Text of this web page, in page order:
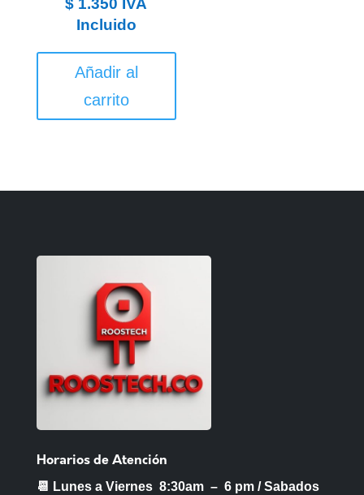
$ 1.350 IVA
Incluido
Añadir al
carrito
Horarios de Atención
📆 Lunes a Viernes 8:30am – 6 pm / Sabados